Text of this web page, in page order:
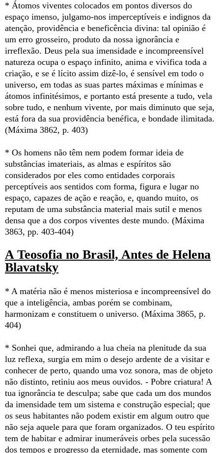
* Átomos viventes colocados em pontos diversos do
espaço imenso, julgamo-nos imperceptíveis e indignos da
atenção, providência e beneficência divina: tal opinião é
um erro grosseiro, produto da nossa ignorância e
irreflexão. Deus pela sua imensidade e incompreensível
natureza ocupa o espaço infinito, anima e vivifica toda a
criação, e se é lícito assim dizê-lo, é sensível em todo o
universo, em todas as suas partes máximas e mínimas e
átomos infinitésimos, e portanto está presente a tudo, vela
sobre tudo, e nenhum vivente, por mais diminuto que seja,
está fora da sua providência benéfica, e bondade ilimitada.
(Máxima 3862, p. 403)
* Os homens não têm nem podem formar ideia de
substâncias imateriais, as almas e espíritos são
considerados por eles como entidades corporais
perceptíveis aos sentidos com forma, figura e lugar no
espaço, capazes de ação e reação, e, quando muito, os
reputam de uma substância material mais sutil e menos
densa que a dos corpos viventes deste mundo. (Máxima
3863, pp. 403-404)
A Teosofia no Brasil, Antes de Helena
Blavatsky
* A matéria não é menos misteriosa e incompreensível do
que a inteligência, ambas porém se combinam,
harmonizam e constituem o universo. (Máxima 3865, p.
404)
* Sonhei que, admirando a lua cheia na plenitude da sua
luz reflexa, surgia em mim o desejo ardente de a visitar e
conhecer de perto, quando uma voz sonora, mas de objeto
não distinto, retiniu aos meus ouvidos. - Pobre criatura! A
tua ignorância te desculpa; sabe que cada um dos mundos
da imensidade tem um sistema e construção especial; que
os seus habitantes não podem existir em algum outro que
não seja aquele para que foram organizados. O teu espírito
tem de habitar e admirar inumeráveis orbes pela sucessão
dos tempos e progresso da eternidade, mas somente com